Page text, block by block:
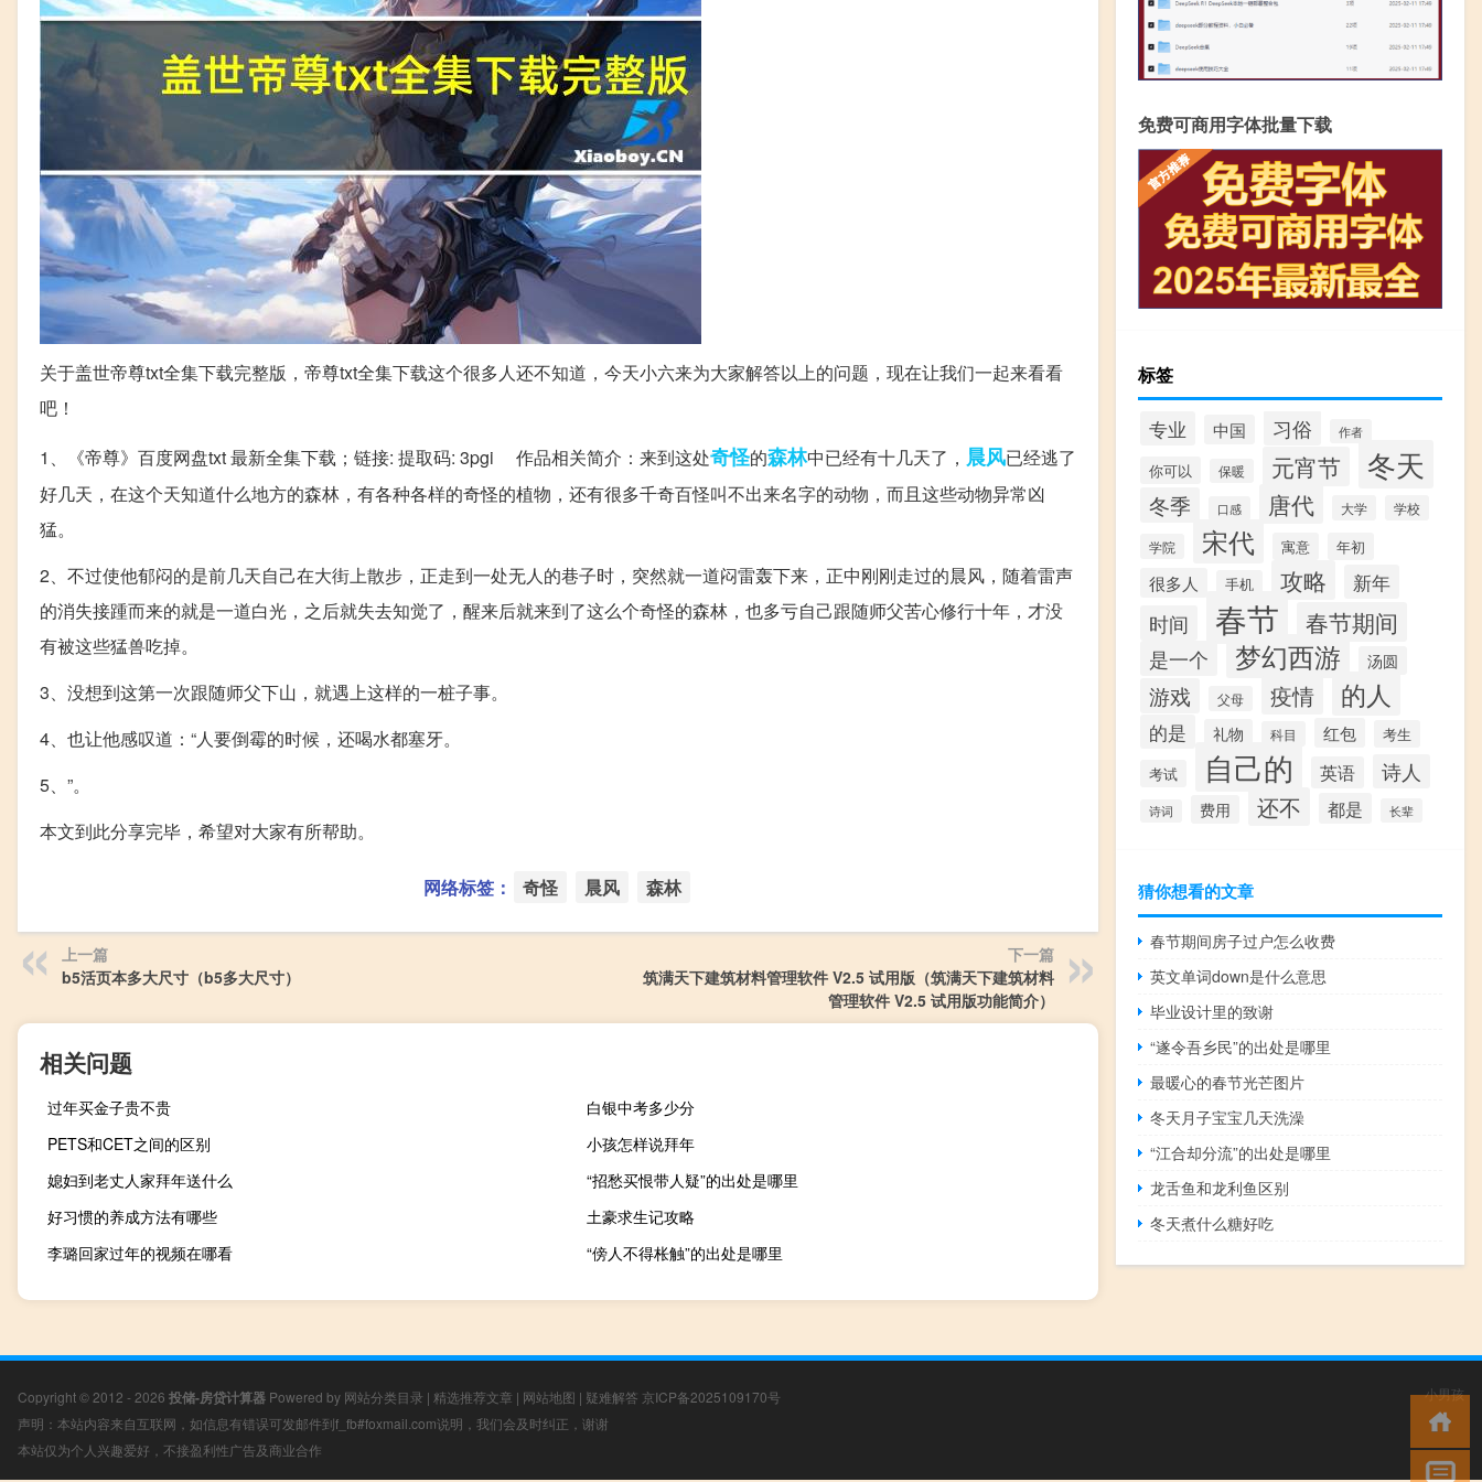
关于盖世帝尊txt全集下载完整版，帝尊txt全集下载这个很多人还不知道，今天小六来为大家解答以上的问题，现在让我们一起来看看
吧！
1、《帝尊》百度网盘txt 最新全集下载；链接: 提取码: 3pgi 作品相关简介：来到这处奇怪的森林中已经有十几天了， 晨风已经逃了
好几天，在这个天知道什么地方的森林，有各种各样的奇怪的植物，还有很多千奇百怪叫不出来名字的动物，而且这些动物异常凶
猛。
2、不过使他郁闷的是前几天自己在大街上散步，正走到一处无人的巷子时，突然就一道闷雷轰下来，正中刚刚走过的晨风，随着雷声
的消失接踵而来的就是一道白光，之后就失去知觉了，醒来后就来到了这么个奇怪的森林，也多亏自己跟随师父苦心修行十年，才没
有被这些猛兽吃掉。
3、没想到这第一次跟随师父下山，就遇上这样的一桩子事。
4、也让他感叹道：“人要倒霉的时候，还喝水都塞牙。
5、”。
本文到此分享完毕，希望对大家有所帮助。
网络标签： 奇怪 晨风 森林
上一篇
b5活页本多大尺寸（b5多大尺寸）
下一篇
筑满天下建筑材料管理软件 V2.5 试用版（筑满天下建筑材料
管理软件 V2.5 试用版功能简介）
相关问题
过年买金子贵不贵
白银中考多少分
PETS和CET之间的区别
小孩怎样说拜年
媳妇到老丈人家拜年送什么
“招愁买恨带人疑”的出处是哪里
好习惯的养成方法有哪些
土豪求生记攻略
李璐回家过年的视频在哪看
“傍人不得枨触”的出处是哪里
免费可商用字体批量下载
标签
专业 中国 习俗 作者
你可以 保暖 元宵节 冬天
冬季 口感 唐代 大学 学校
学院 宋代 寓意 年初
很多人 手机 攻略 新年
时间 春节 春节期间
是一个 梦幻西游 汤圆
游戏 父母 疫情 的人
的是 礼物 科目 红包
考生
考试
自己的 英语 诗人
诗词 费用 还不 都是 长辈
猜你想看的文章
春节期间房子过户怎么收费
英文单词down是什么意思
毕业设计里的致谢
“遂令吾乡民”的出处是哪里
最暖心的春节光芒图片
冬天月子宝宝几天洗澡
“江合却分流”的出处是哪里
龙舌鱼和龙利鱼区别
冬天煮什么糖好吃
Copyright © 2012 - 2026 投储-房贷计算器 Powered by 网站分类目录 | 精选推荐文章 | 网站地图 | 疑难解答 京ICP备2025109170号
声明：本站内容来自互联网，如信息有错误可发邮件到f_fb#foxmail.com说明，我们会及时纠正，谢谢
本站仅为个人兴趣爱好，不接盈利性广告及商业合作
小男孩